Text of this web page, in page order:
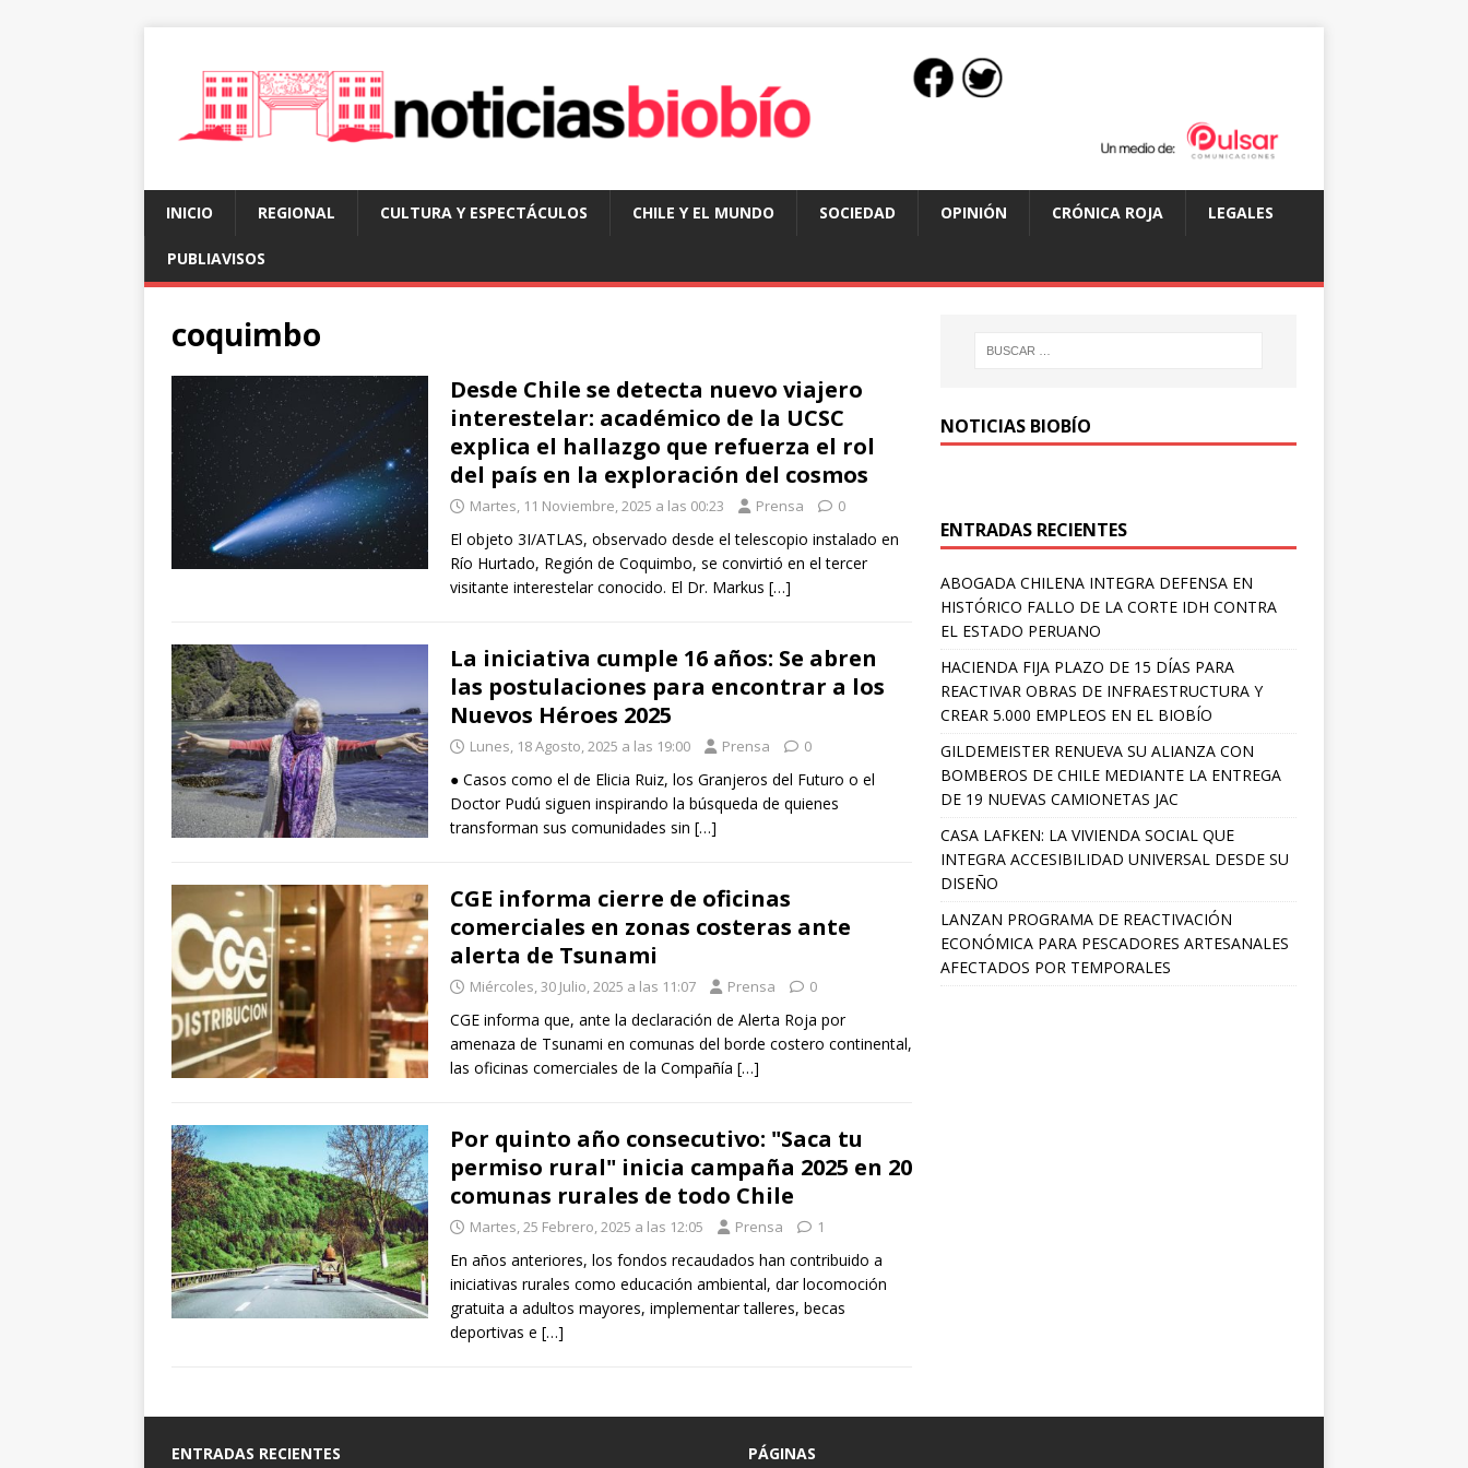
INICIO REGIONAL CULTURA Y ESPECTÁCULOS CHILE Y EL MUNDO SOCIEDAD OPINIÓN CRÓNICA ROJA LEGALES
PUBLIAVISOS
coquimbo
Desde Chile se detecta nuevo viajero
interestelar: académico de la UCSC
explica el hallazgo que refuerza el rol
del país en la exploración del cosmos
Martes, 11 Noviembre, 2025 a las 00:23 Prensa 0
El objeto 3I/ATLAS, observado desde el telescopio instalado en
Río Hurtado, Región de Coquimbo, se convirtió en el tercer
visitante interestelar conocido. El Dr. Markus […]
La iniciativa cumple 16 años: Se abren
las postulaciones para encontrar a los
Nuevos Héroes 2025
Lunes, 18 Agosto, 2025 a las 19:00 Prensa 0
● Casos como el de Elicia Ruiz, los Granjeros del Futuro o el
Doctor Pudú siguen inspirando la búsqueda de quienes
transforman sus comunidades sin […]
CGE informa cierre de oficinas
comerciales en zonas costeras ante
alerta de Tsunami
Miércoles, 30 Julio, 2025 a las 11:07 Prensa 0
CGE informa que, ante la declaración de Alerta Roja por
amenaza de Tsunami en comunas del borde costero continental,
las oficinas comerciales de la Compañía […]
Por quinto año consecutivo: "Saca tu
permiso rural" inicia campaña 2025 en 20
comunas rurales de todo Chile
Martes, 25 Febrero, 2025 a las 12:05 Prensa 1
En años anteriores, los fondos recaudados han contribuido a
iniciativas rurales como educación ambiental, dar locomoción
gratuita a adultos mayores, implementar talleres, becas
deportivas e […]
NOTICIAS BIOBÍO
ENTRADAS RECIENTES
ABOGADA CHILENA INTEGRA DEFENSA EN
HISTÓRICO FALLO DE LA CORTE IDH CONTRA
EL ESTADO PERUANO
HACIENDA FIJA PLAZO DE 15 DÍAS PARA
REACTIVAR OBRAS DE INFRAESTRUCTURA Y
CREAR 5.000 EMPLEOS EN EL BIOBÍO
GILDEMEISTER RENUEVA SU ALIANZA CON
BOMBEROS DE CHILE MEDIANTE LA ENTREGA
DE 19 NUEVAS CAMIONETAS JAC
CASA LAFKEN: LA VIVIENDA SOCIAL QUE
INTEGRA ACCESIBILIDAD UNIVERSAL DESDE SU
DISEÑO
LANZAN PROGRAMA DE REACTIVACIÓN
ECONÓMICA PARA PESCADORES ARTESANALES
AFECTADOS POR TEMPORALES
ENTRADAS RECIENTES PÁGINAS